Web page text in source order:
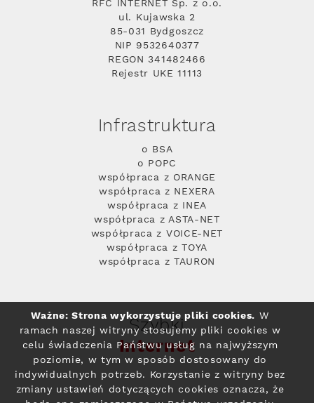
RFC INTERNET Sp. z o.o.
ul. Kujawska 2
85-031 Bydgoszcz
NIP 9532640377
REGON 341482466
Rejestr UKE 11113
Infrastruktura
o BSA
o POPC
współpraca z ORANGE
współpraca z NEXERA
współpraca z INEA
współpraca z ASTA-NET
współpraca z VOICE-NET
współpraca z TOYA
współpraca z TAURON
Szybki
Internet
Ważne: Strona wykorzystuje pliki cookies. W
ramach naszej witryny stosujemy pliki cookies w
celu świadczenia Państwu usług na najwyższym
poziomie, w tym w sposób dostosowany do
indywidualnych potrzeb. Korzystanie z witryny bez
zmiany ustawień dotyczących cookies oznacza, że